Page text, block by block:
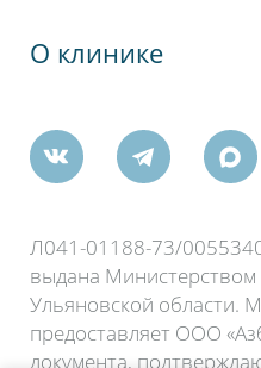
Комсомола, 35А
О клинике
Л041-01188-73/
выдана Министерством
Ульяновской области.
предоставляет ООО
документа,